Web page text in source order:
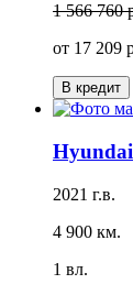
1 566 760
от 17 209
В кредит
2021 г.в.
4 900 км.
1 вл.